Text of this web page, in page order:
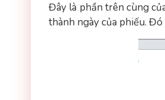
Đây là phần trên cùng
thành ngày của phiếu. Đó